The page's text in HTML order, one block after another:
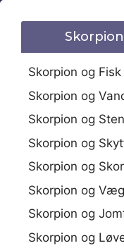
Skorpion og Fisk
Skorpion og
Skorpion og
Skorpion og
Skorpion og
Skorpion og
Skorpion og
Skorpion og